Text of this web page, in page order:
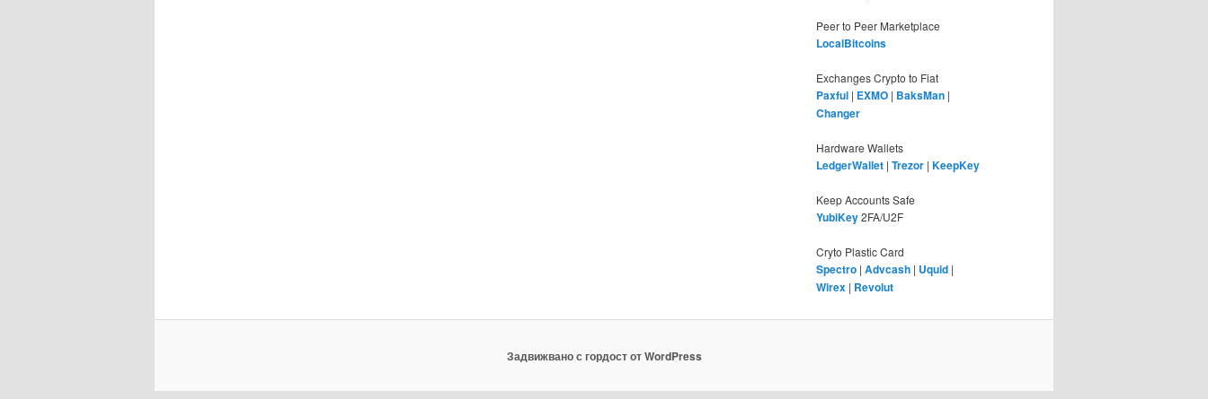
Peer to Peer Marketplace
LocalBitcoins
Exchanges Crypto to Fiat
Paxful | EXMO | BaksMan |
Changer
Hardware Wallets
LedgerWallet | Trezor | KeepKey
Keep Accounts Safe
YubiKey2FA/U2F
Cryto Plastic Card
Spectro | Advcash | Uquid |
Wirex | Revolut
Задвижвано с гордост от WordPress